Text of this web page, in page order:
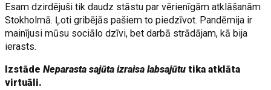
Esam dzirdējuši tik daudz stāstu par vērienīgām atklāšanām
Stokholmā. Ļoti gribējās pašiem to piedzīvot. Pandēmija ir
mainījusi mūsu sociālo dzīvi, bet darbā strādājam, kā bija
ierasts.
IzstādeNeparasta sajūta izraisa labsajūtu tika atklāta
virtuāli.